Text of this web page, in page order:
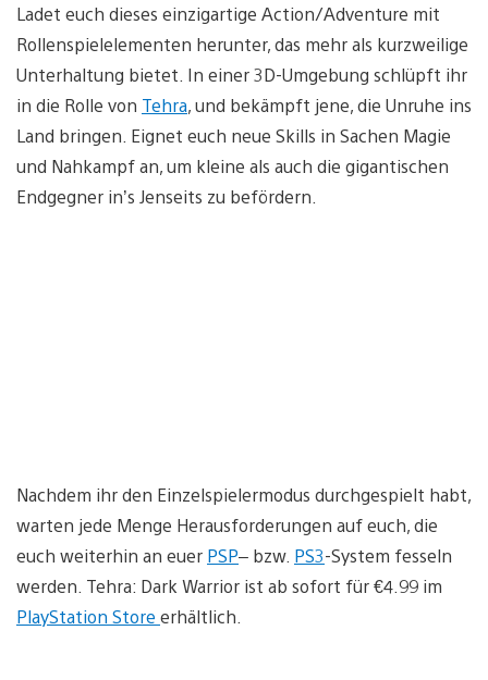
Ladet euch dieses einzigartige Action/Adventure mit
Rollenspielelementen herunter, das mehr als kurzweilige
Unterhaltung bietet. In einer 3D-Umgebung schlüpft ihr
in die Rolle von Tehra, und bekämpft jene, die Unruhe ins
Land bringen. Eignet euch neue Skills in Sachen Magie
und Nahkampf an, um kleine als auch die gigantischen
Endgegner in’s Jenseits zu befördern.
Nachdem ihr den Einzelspielermodus durchgespielt habt,
warten jede Menge Herausforderungen auf euch, die
euch weiterhin an euer PSP– bzw. PS3-System fesseln
werden. Tehra: Dark Warrior ist ab sofort für €4.99 im
PlayStation Store erhältlich.